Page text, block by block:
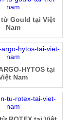
từ Gould tại Việt
Nam
HYTOS tại
Nam